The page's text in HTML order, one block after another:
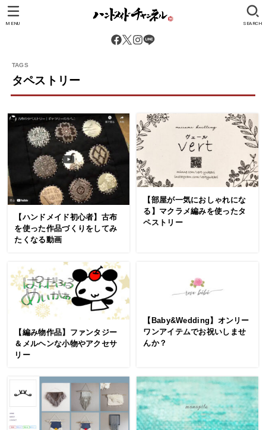
SEARCH
MENU
タペストリー
【ハンドメイド初心者】古布
を使った作品づくりをしてみ
たくなる動画
【部屋が一気におしゃれにな
る】マクラメ編みを使ったタ
ペストリー
【編み物作品】ファンタジー
＆メルヘンな小物やアクセサ
リー
【Baby&Wedding】オンリー
ワンアイテムでお祝いしませ
んか？